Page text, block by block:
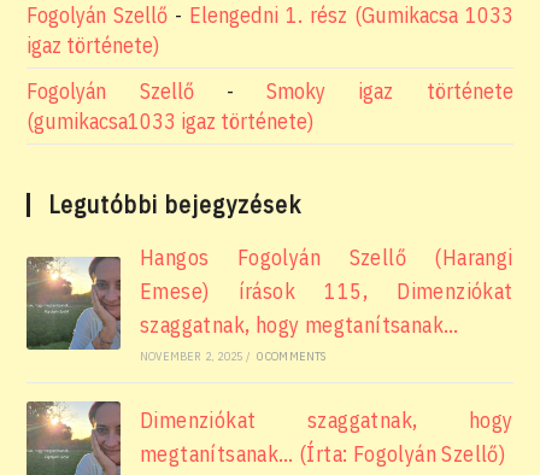
Fogolyán Szellő - Elengedni 1. rész (Gumikacsa 1033
igaz története)
Fogolyán Szellő-Smoky igaz története
(gumikacsa1033 igaz története)
Legutóbbi bejegyzések
Hangos Fogolyán Szellő (Harangi
Emese) írások 115, Dimenziókat
szaggatnak, hogy megtanítsanak…
NOVEMBER 2, 2025 / 0 COMMENTS
Dimenziókat szaggatnak, hogy
megtanítsanak… (Írta: Fogolyán Szellő)